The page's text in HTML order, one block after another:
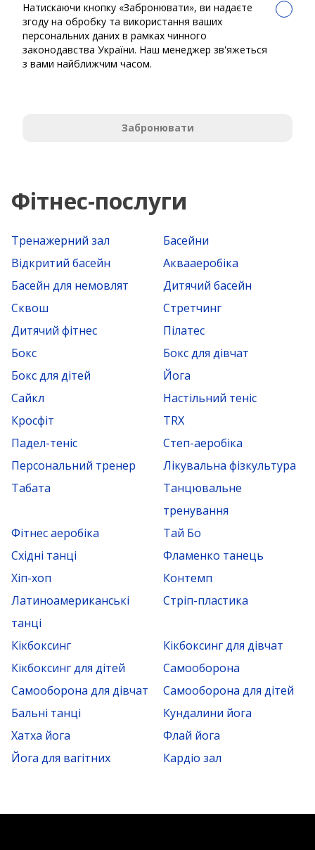
Натискаючи кнопку «Забронювати», ви надаєте
згоду на обробку та використання ваших
персональних даних в рамках чинного
законодавства України. Наш менеджер зв'яжеться
з вами найближчим часом.
Забронювати
Фітнес-послуги
Тренажерний зал
Басейни
Відкритий басейн
Аквааеробіка
Басейн для немовлят
Дитячий басейн
Сквош
Стретчинг
Дитячий фітнес
Пілатес
Бокс
Бокс для дівчат
Бокс для дітей
Йога
Сайкл
Настільний теніс
Кросфіт
TRX
Падел-теніс
Степ-аеробіка
Персональний тренер
Лікувальна фізкультура
Табата
Танцювальне
тренування
Фітнес аеробіка
Тай Бо
Східні танці
Фламенко танець
Хіп-хоп
Контемп
Латиноамериканські
танці
Стріп-пластика
Кікбоксинг
Кікбоксинг для дівчат
Кікбоксинг для дітей
Самооборона
Самооборона для дівчат
Самооборона для дітей
Бальні танці
Кундалини йога
Хатха йога
Флай йога
Йога для вагітних
Кардіо зал